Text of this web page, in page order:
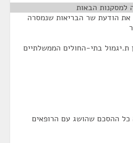
למסקנות הבאות
את הודעת שר הבריאות שנמסרה
ת.יגמול בתי-החולים הממשלתיים
כל ההסכם שהושג עם הרופאים